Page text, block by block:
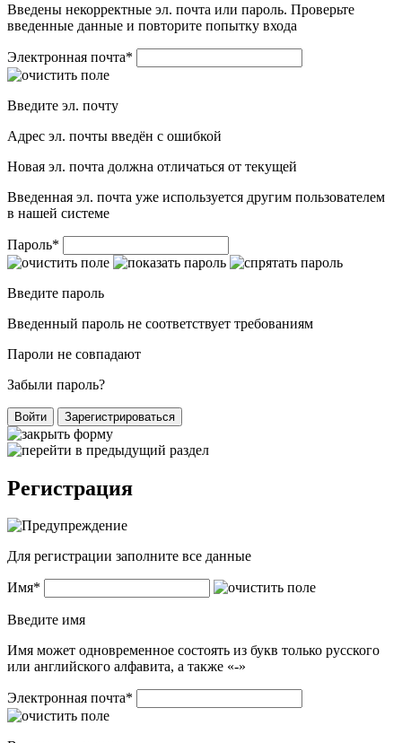
Введены некорректные эл. почта или пароль. Проверьте
введенные данные и повторите попытку входа
Электронная почта*
Введите эл. почту
Адрес эл. почты введён с ошибкой
Новая эл. почта должна отличаться от текущей
Введенная эл. почта уже используется другим пользователем
в нашей системе
Пароль*
Введите пароль
Введенный пароль не соответствует требованиям
Пароли не совпадают
Забыли пароль?
Войти Зарегистрироваться
Регистрация
Для регистрации заполните все данные
Имя*
Введите имя
Имя может одновременное состоять из букв только русского
или английского алфавита, а также «-»
Электронная почта*